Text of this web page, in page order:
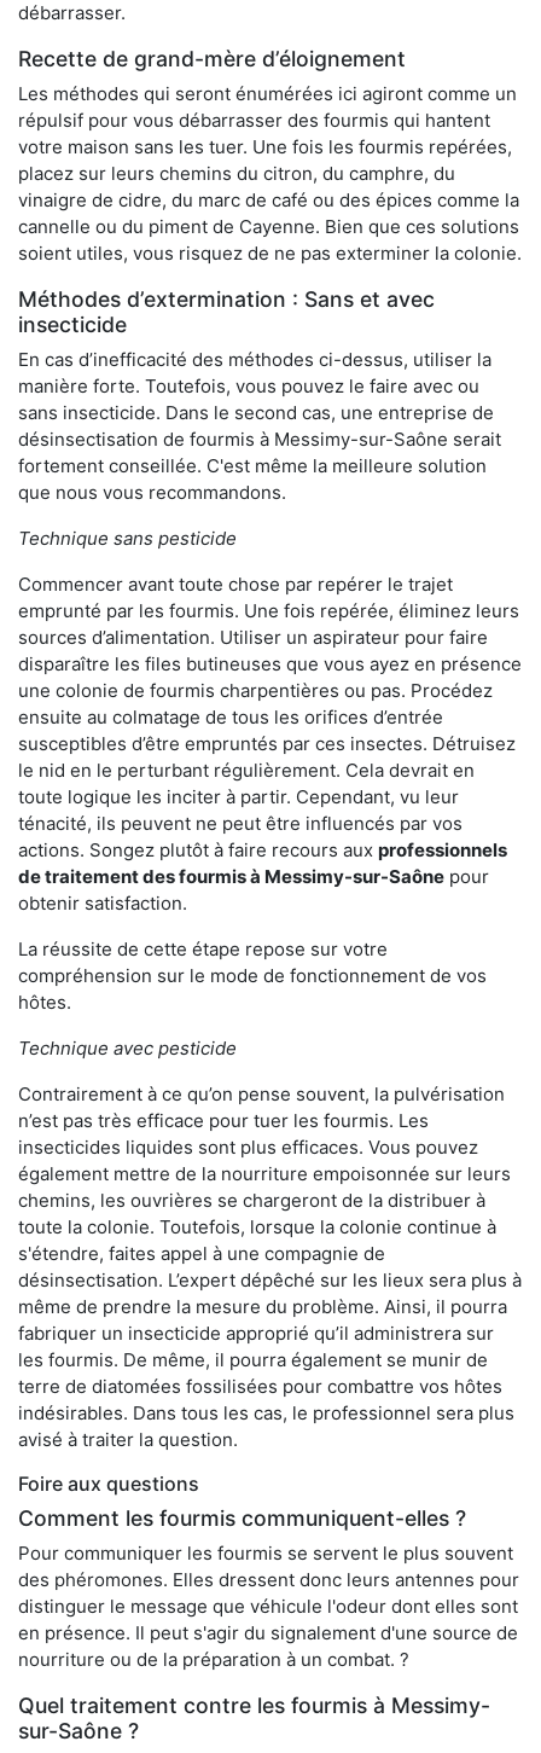
débarrasser.
Recette de grand-mère d’éloignement
Les méthodes qui seront énumérées ici agiront comme un
répulsif pour vous débarrasser des fourmis qui hantent
votre maison sans les tuer. Une fois les fourmis repérées,
placez sur leurs chemins du citron, du camphre, du
vinaigre de cidre, du marc de café ou des épices comme la
cannelle ou du piment de Cayenne. Bien que ces solutions
soient utiles, vous risquez de ne pas exterminer la colonie.
Méthodes d’extermination : Sans et avec
insecticide
En cas d’inefficacité des méthodes ci-dessus, utiliser la
manière forte. Toutefois, vous pouvez le faire avec ou
sans insecticide. Dans le second cas, une entreprise de
désinsectisation de fourmis à Messimy-sur-Saône serait
fortement conseillée. C'est même la meilleure solution
que nous vous recommandons.
Technique sans pesticide
Commencer avant toute chose par repérer le trajet
emprunté par les fourmis. Une fois repérée, éliminez leurs
sources d’alimentation. Utiliser un aspirateur pour faire
disparaître les files butineuses que vous ayez en présence
une colonie de fourmis charpentières ou pas. Procédez
ensuite au colmatage de tous les orifices d’entrée
susceptibles d’être empruntés par ces insectes. Détruisez
le nid en le perturbant régulièrement. Cela devrait en
toute logique les inciter à partir. Cependant, vu leur
ténacité, ils peuvent ne peut être influencés par vos
actions. Songez plutôt à faire recours aux professionnels
de traitement des fourmis à Messimy-sur-Saône pour
obtenir satisfaction.
La réussite de cette étape repose sur votre
compréhension sur le mode de fonctionnement de vos
hôtes.
Technique avec pesticide
Contrairement à ce qu’on pense souvent, la pulvérisation
n’est pas très efficace pour tuer les fourmis. Les
insecticides liquides sont plus efficaces. Vous pouvez
également mettre de la nourriture empoisonnée sur leurs
chemins, les ouvrières se chargeront de la distribuer à
toute la colonie. Toutefois, lorsque la colonie continue à
s'étendre, faites appel à une compagnie de
désinsectisation. L’expert dépêché sur les lieux sera plus à
même de prendre la mesure du problème. Ainsi, il pourra
fabriquer un insecticide approprié qu’il administrera sur
les fourmis. De même, il pourra également se munir de
terre de diatomées fossilisées pour combattre vos hôtes
indésirables. Dans tous les cas, le professionnel sera plus
avisé à traiter la question.
Foire aux questions
Comment les fourmis communiquent-elles ?
Pour communiquer les fourmis se servent le plus souvent
des phéromones. Elles dressent donc leurs antennes pour
distinguer le message que véhicule l'odeur dont elles sont
en présence. Il peut s'agir du signalement d'une source de
nourriture ou de la préparation à un combat. ?
Quel traitement contre les fourmis à Messimy-
sur-Saône ?